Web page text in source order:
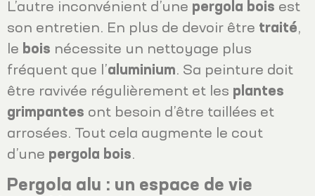
L’autre inconvénient d’une pergola bois est
son entretien. En plus de devoir être traité,
le bois nécessite un nettoyage plus
fréquent que l’aluminium. Sa peinture doit
être ravivée régulièrement et les plantes
grimpantes ont besoin d’être taillées et
arrosées. Tout cela augmente le cout
d’une pergola bois.
Pergola alu : un espace de vie